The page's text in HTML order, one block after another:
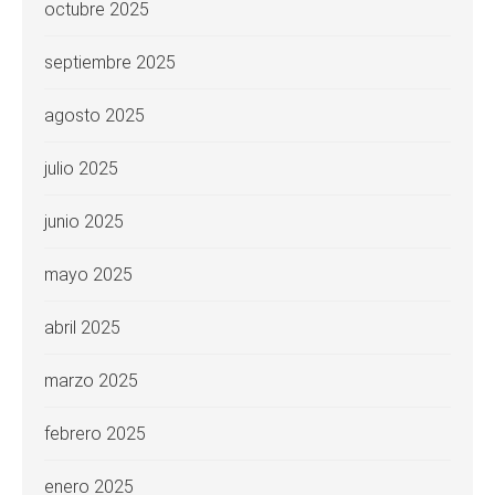
octubre 2025
septiembre 2025
agosto 2025
julio 2025
junio 2025
mayo 2025
abril 2025
marzo 2025
febrero 2025
enero 2025